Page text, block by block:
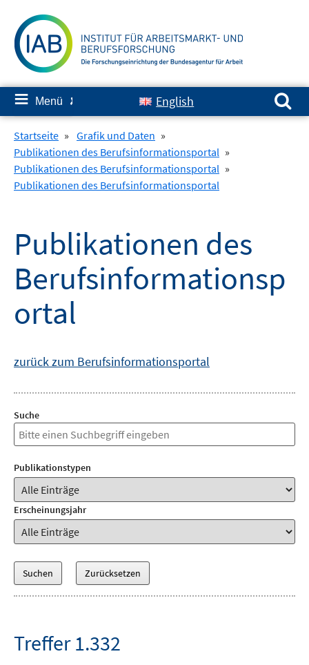
zum
Inhalt
≡ Menü ✘ English
Suchen nach:
Startseite » Grafik und Daten »
Publikationen des Berufsinformationsportal »
Publikationen des Berufsinformationsportal »
Publikationen des Berufsinformationsportal
Publikationen des
Berufsinformationsp
ortal
zurück zum Berufsinformationsportal
Suche
Publikationstypen
Erscheinungsjahr
Treffer 1.332